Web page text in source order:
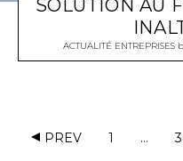
SOLUTION AU
ACTUALITÉ ENTREPRISES
PREV 1 … 3